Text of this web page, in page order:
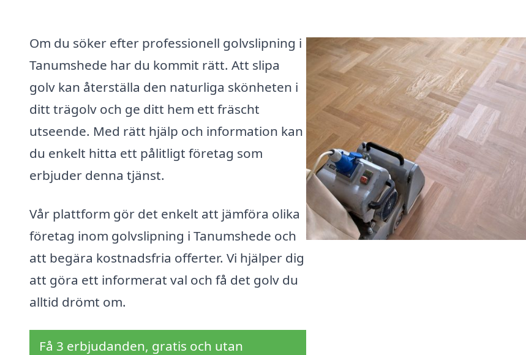
Om du söker efter professionell golvslipning i
Tanumshede har du kommit rätt. Att slipa
golv kan återställa den naturliga skönheten i
ditt trägolv och ge ditt hem ett fräscht
utseende. Med rätt hjälp och information kan
du enkelt hitta ett pålitligt företag som
erbjuder denna tjänst.
Vår plattform gör det enkelt att jämföra olika
företag inom golvslipning i Tanumshede och
att begära kostnadsfria offerter. Vi hjälper dig
att göra ett informerat val och få det golv du
alltid drömt om.
Få 3 erbjudanden, gratis och utan